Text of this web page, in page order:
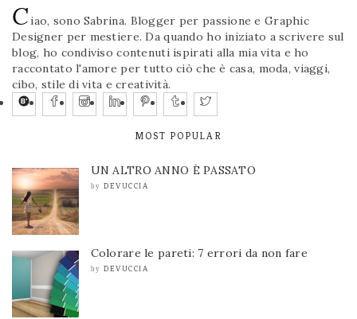
Ciao, sono Sabrina. Blogger per passione e Graphic
Designer per mestiere. Da quando ho iniziato a scrivere sul
blog, ho condiviso contenuti ispirati alla mia vita e ho
raccontato l'amore per tutto ciò che è casa, moda, viaggi,
cibo, stile di vita e creatività.
MOST POPULAR
UN ALTRO ANNO È PASSATO
by DEVUCCIA
Colorare le pareti: 7 errori da non fare
by DEVUCCIA